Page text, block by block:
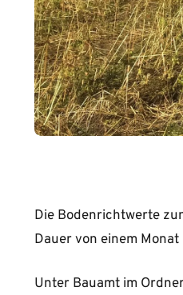
Die Bodenrichtwerte
Dauer von einem
Unter Bauamt im